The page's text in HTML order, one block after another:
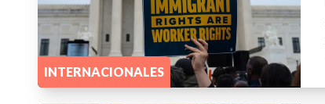
INTERNACIONALES